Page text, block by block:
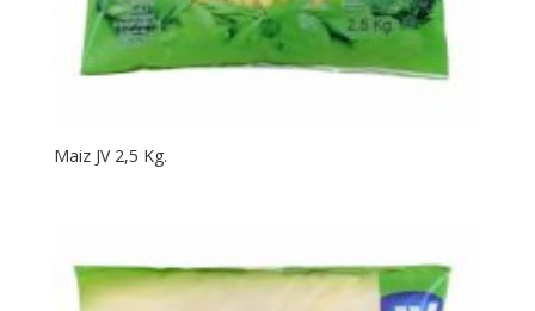
Maiz JV 2,5 Kg.